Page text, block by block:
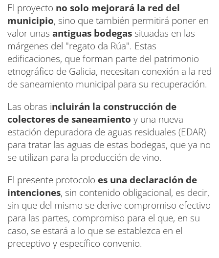
El proyecto no solo mejorará la red del
municipio, sino que también permitirá poner en
valor unas antiguas bodegas situadas en las
márgenes del "regato da Rúa". Estas
edificaciones, que forman parte del patrimonio
etnográfico de Galicia, necesitan conexión a la red
de saneamiento municipal para su recuperación.
Las obras incluirán la construcción de
colectores de saneamiento y una nueva
estación depuradora de aguas residuales (EDAR)
para tratar las aguas de estas bodegas, que ya no
se utilizan para la producción de vino.
El presente protocolo es una declaración de
intenciones, sin contenido obligacional, es decir,
sin que del mismo se derive compromiso efectivo
para las partes, compromiso para el que, en su
caso, se estará a lo que se establezca en el
preceptivo y específico convenio.